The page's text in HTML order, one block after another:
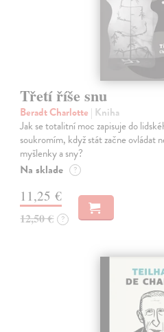
Třetí říše snu
Beradt Charlotte | Kniha
Jak se totalitní moc zapisuje do
soukromím, když stát začne ovládat
myšlenky a sny?
Na sklade ?
11,25 €
12,50 € ?